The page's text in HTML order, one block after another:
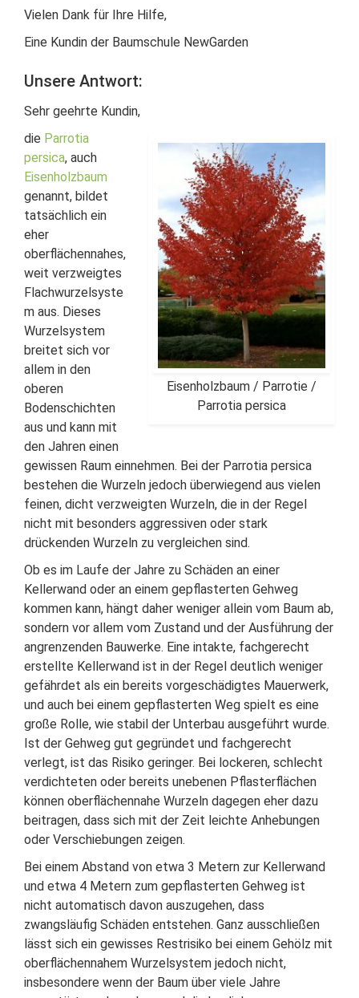
Vielen Dank für Ihre Hilfe,
Eine Kundin der Baumschule NewGarden
Unsere Antwort:
Sehr geehrte Kundin,
Eisenholzbaum / Parrotie /
Parrotia persica
die Parrotia
persica, auch
Eisenholzbaum
genannt, bildet
tatsächlich ein
eher
oberflächennahes,
weit verzweigtes
Flachwurzelsyste
m aus. Dieses
Wurzelsystem
breitet sich vor
allem in den
oberen
Bodenschichten
aus und kann mit
den Jahren einen
gewissen Raum einnehmen. Bei der Parrotia persica
bestehen die Wurzeln jedoch überwiegend aus vielen
feinen, dicht verzweigten Wurzeln, die in der Regel
nicht mit besonders aggressiven oder stark
drückenden Wurzeln zu vergleichen sind.
Ob es im Laufe der Jahre zu Schäden an einer
Kellerwand oder an einem gepflasterten Gehweg
kommen kann, hängt daher weniger allein vom Baum ab,
sondern vor allem vom Zustand und der Ausführung der
angrenzenden Bauwerke. Eine intakte, fachgerecht
erstellte Kellerwand ist in der Regel deutlich weniger
gefährdet als ein bereits vorgeschädigtes Mauerwerk,
und auch bei einem gepflasterten Weg spielt es eine
große Rolle, wie stabil der Unterbau ausgeführt wurde.
Ist der Gehweg gut gegründet und fachgerecht
verlegt, ist das Risiko geringer. Bei lockeren, schlecht
verdichteten oder bereits unebenen Pflasterflächen
können oberflächennahe Wurzeln dagegen eher dazu
beitragen, dass sich mit der Zeit leichte Anhebungen
oder Verschiebungen zeigen.
Bei einem Abstand von etwa 3 Metern zur Kellerwand
und etwa 4 Metern zum gepflasterten Gehweg ist
nicht automatisch davon auszugehen, dass
zwangsläufig Schäden entstehen. Ganz ausschließen
lässt sich ein gewisses Restrisiko bei einem Gehölz mit
oberflächennahem Wurzelsystem jedoch nicht,
insbesondere wenn der Baum über viele Jahre